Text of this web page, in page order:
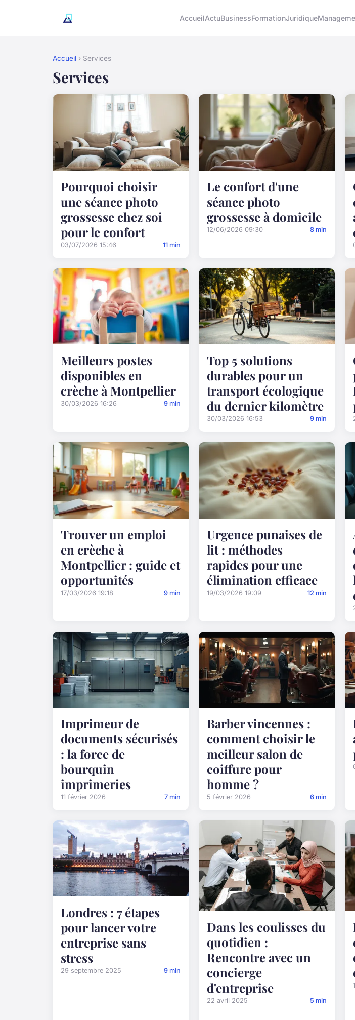
AccueilActuBusinessFormationJuridique
Accueil › Services
Services
Pourquoi choisir
une séance photo
grossesse chez soi
pour le confort
03/07/2026 15:46 11 min
Le confort d'une
séance photo
grossesse à domicile
12/06/2026 09:30 8 min
Meilleurs postes
disponibles en
crèche à Montpellier
30/03/2026 16:26 9 min
Top 5 solutions
durables pour un
transport écologique
du dernier kilomètre
30/03/2026 16:53 9 min
Trouver un emploi
en crèche à
Montpellier : guide et
opportunités
17/03/2026 19:18 9 min
Urgence punaises de
lit : méthodes
rapides pour une
élimination efficace
19/03/2026 19:09 12 min
Imprimeur de
documents sécurisés
: la force de
bourquin
imprimeries
11 février 2026 7 min
Barber vincennes :
comment choisir le
meilleur salon de
coiffure pour
homme ?
5 février 2026 6 min
Londres : 7 étapes
pour lancer votre
entreprise sans
stress
29 septembre 2025 9 min
Dans les coulisses du
quotidien :
Rencontre avec un
concierge
d'entreprise
22 avril 2025 5 min